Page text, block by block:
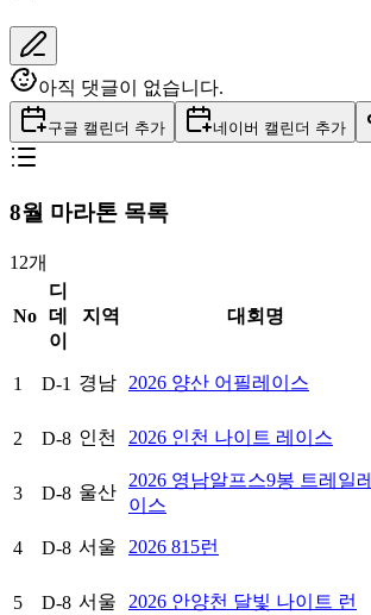
아직 댓글이 없습니다.
구글 캘린더 추가 네이버 캘린더 추가
8월 마라톤 목록
12개
No
디
데
이
지역 대회명
1 D-1 경남 2026 양산 어필레이스
2 D-8 인천 2026 인천 나이트 레이스
3 D-8 울산
2026 영남알프스9봉 트레일레
이스
4 D-8 서울 2026 815런
5 D-8 서울 2026 안양천 달빛 나이트 런